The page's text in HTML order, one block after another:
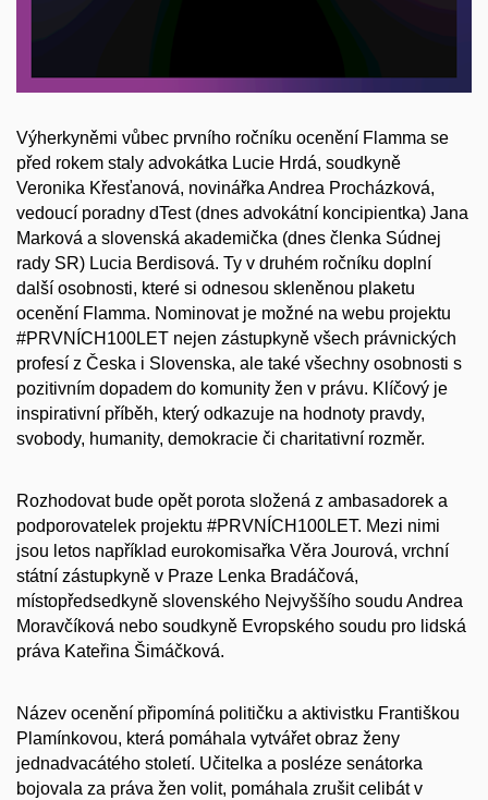
Výherkyněmi vůbec prvního ročníku ocenění Flamma se
před rokem staly advokátka Lucie Hrdá, soudkyně
Veronika Křesťanová, novinářka Andrea Procházková,
vedoucí poradny dTest (dnes advokátní koncipientka) Jana
Marková a slovenská akademička (dnes členka Súdnej
rady SR) Lucia Berdisová. Ty v druhém ročníku doplní
další osobnosti, které si odnesou skleněnou plaketu
ocenění Flamma. Nominovat je možné na webu projektu
#PRVNÍCH100LET nejen zástupkyně všech právnických
profesí z Česka i Slovenska, ale také všechny osobnosti s
pozitivním dopadem do komunity žen v právu. Klíčový je
inspirativní příběh, který odkazuje na hodnoty pravdy,
svobody, humanity, demokracie či charitativní rozměr.
Rozhodovat bude opět porota složená z ambasadorek a
podporovatelek projektu #PRVNÍCH100LET. Mezi nimi
jsou letos například eurokomisařka Věra Jourová, vrchní
státní zástupkyně v Praze Lenka Bradáčová,
místopředsedkyně slovenského Nejvyššího soudu Andrea
Moravčíková nebo soudkyně Evropského soudu pro lidská
práva Kateřina Šimáčková.
Název ocenění připomíná političku a aktivistku Františkou
Plamínkovou, která pomáhala vytvářet obraz ženy
jednadvacátého století. Učitelka a posléze senátorka
bojovala za práva žen volit, pomáhala zrušit celibát v